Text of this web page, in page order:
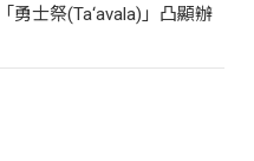
勇士祭(Ta‘avala)」凸顯辦